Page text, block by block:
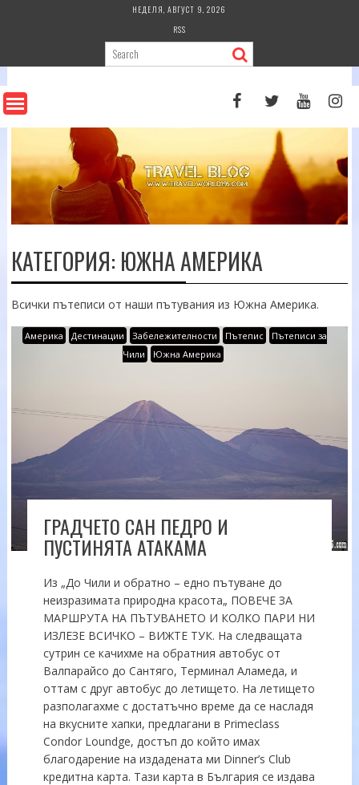
НЕДЕЛЯ, АВГУСТ 9, 2026
RSS
КАТЕГОРИЯ: ЮЖНА АМЕРИКА
Всички пътеписи от наши пътувания из Южна Америка.
Америка Дестинации Забележителности Пътепис
Пътеписи за
Чили
Южна Америка
ГРАДЧЕТО САН ПЕДРО И
ПУСТИНЯТА АТАКАМА
Из „До Чили и обратно – едно пътуване до
неизразимата природна красота„ ПОВЕЧЕ ЗА
МАРШРУТА НА ПЪТУВАНЕТО И КОЛКО ПАРИ НИ
ИЗЛЕЗЕ ВСИЧКО – ВИЖТЕ ТУК. На следващата
сутрин се качихме на обратния автобус от
Валпарайсо до Сантяго, Терминал Аламеда, и
оттам с друг автобус до летището. На летището
разполагахме с достатъчно време да се насладя
на вкусните хапки, предлагани в Primeclass
Condor Loundge, достъп до който имах
благодарение на издадената ми Dinner’s Club
кредитна карта. Тази карта в България се издава